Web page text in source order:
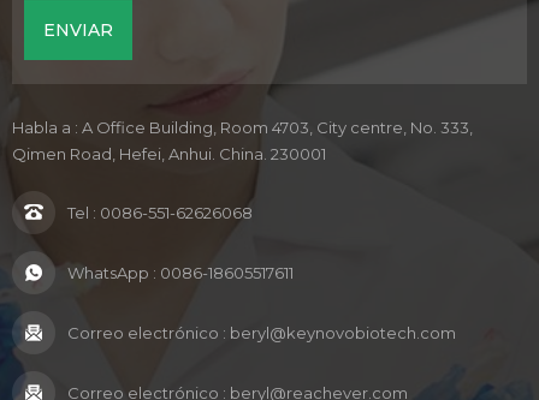
Habla a : A Office Building, Room 4703, City centre, No. 333,
Qimen Road, Hefei, Anhui. China. 230001
Tel : 0086-551-62626068
WhatsApp : 0086-18605517611
Correo electrónico : beryl@keynovobiotech.com
Correo electrónico : beryl@reachever.com